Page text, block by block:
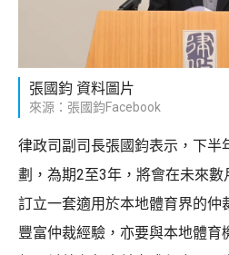
張國鈞 資料圖片
來源：張國鈞Facebook
律政司副司長張國鈞表示，下半
劃，為期2至3年，將會在未來
訂立一套適用於本地體育界的仲
豐富仲裁經驗，亦要與本地體育